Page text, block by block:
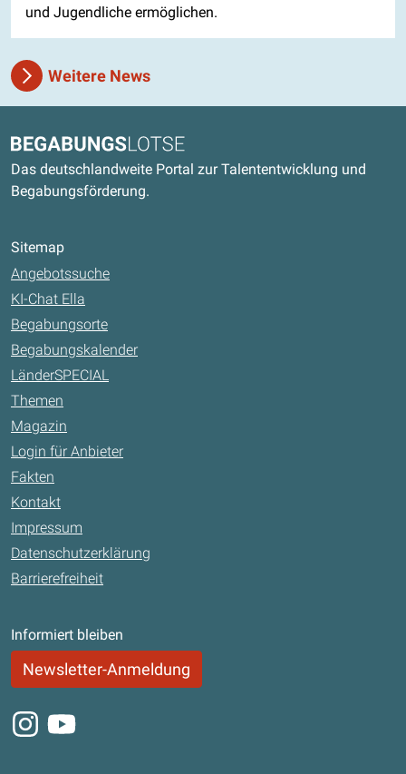
und Jugendliche ermöglichen.
Weitere News
Begabungslotse
Das deutschlandweite Portal zur Talententwicklung und
Begabungsförderung.
Sitemap
Angebotssuche
KI-Chat Ella
Begabungsorte
Begabungskalender
LänderSPECIAL
Themen
Magazin
Login für Anbieter
Fakten
Kontakt
Impressum
Datenschutzerklärung
Barrierefreiheit
Informiert bleiben
Newsletter-Anmeldung
Instagram
Youtube